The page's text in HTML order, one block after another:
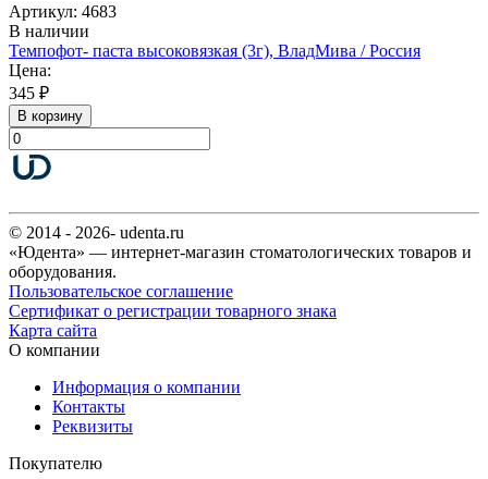
Артикул: 4683
В наличии
Темпофот- паста высоковязкая (3г), ВладМива / Россия
Цена:
345 ₽
В корзину
© 2014 - 2026- udenta.ru
«Юдента» — интернет-магазин стоматологических товаров и
оборудования.
Пользовательское соглашение
Сертификат о регистрации товарного знака
Карта сайта
О компании
Информация о компании
Контакты
Реквизиты
Покупателю